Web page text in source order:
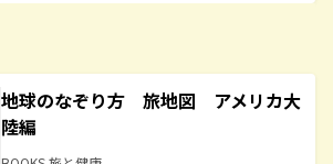
地球のなぞり方 旅地図 アメリカ大
陸編